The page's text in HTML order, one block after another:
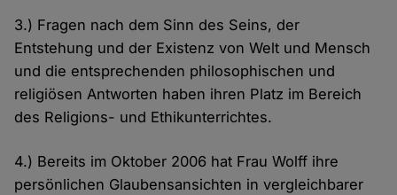
3.) Fragen nach dem Sinn des Seins, der
Entstehung und der Existenz von Welt und Mensch
und die entsprechenden philosophischen und
religiösen Antworten haben ihren Platz im Bereich
des Religions- und Ethikunterrichtes.
4.) Bereits im Oktober 2006 hat Frau Wolff ihre
persönlichen Glaubensansichten in vergleichbarer